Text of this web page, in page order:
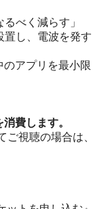
べく減らす」
置し、電波を発す
のアプリを最小限
費します。
ご視聴の場合は、